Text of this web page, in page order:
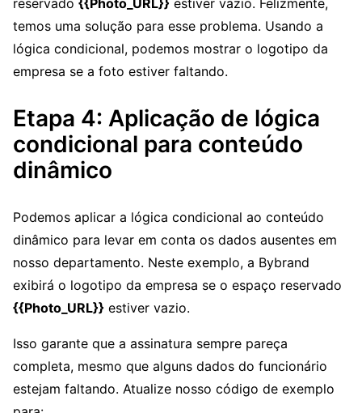
reservado {{Photo_URL}} estiver vazio. Felizmente,
temos uma solução para esse problema. Usando a
lógica condicional, podemos mostrar o logotipo da
empresa se a foto estiver faltando.
Etapa 4: Aplicação de lógica
condicional para conteúdo
dinâmico
Podemos aplicar a lógica condicional ao conteúdo
dinâmico para levar em conta os dados ausentes em
nosso departamento. Neste exemplo, a Bybrand
exibirá o logotipo da empresa se o espaço reservado
{{Photo_URL}} estiver vazio.
Isso garante que a assinatura sempre pareça
completa, mesmo que alguns dados do funcionário
estejam faltando. Atualize nosso código de exemplo